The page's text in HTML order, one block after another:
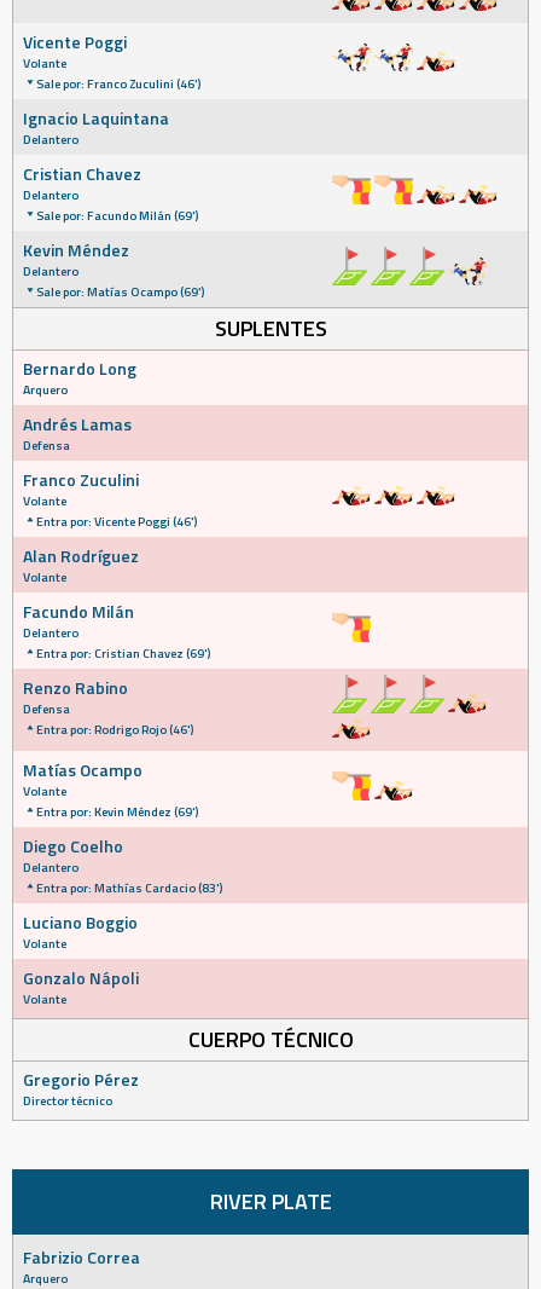
Vicente Poggi
Volante
Sale por: Franco Zuculini (46')
Ignacio Laquintana
Delantero
Cristian Chavez
Delantero
Sale por: Facundo Milán (69')
Kevin Méndez
Delantero
Sale por: Matías Ocampo (69')
SUPLENTES
Bernardo Long
Arquero
Andrés Lamas
Defensa
Franco Zuculini
Volante
Entra por: Vicente Poggi (46')
Alan Rodríguez
Volante
Facundo Milán
Delantero
Entra por: Cristian Chavez (69')
Renzo Rabino
Defensa
Entra por: Rodrigo Rojo (46')
Matías Ocampo
Volante
Entra por: Kevin Méndez (69')
Diego Coelho
Delantero
Entra por: Mathías Cardacio (83')
Luciano Boggio
Volante
Gonzalo Nápoli
Volante
CUERPO TÉCNICO
Gregorio Pérez
Director técnico
RIVER PLATE
Fabrizio Correa
Arquero